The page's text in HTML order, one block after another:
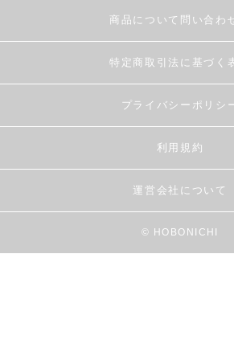
商品について問い合わ
特定商取引法に基づく
プライバシーポリシ
利用規約
運営会社について
© HOBONICHI